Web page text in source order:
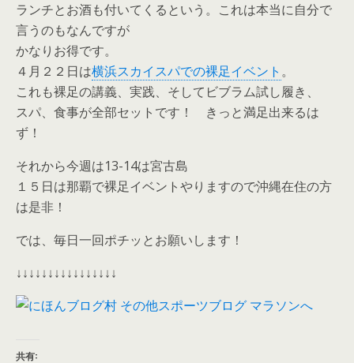
ランチとお酒も付いてくるという。これは本当に自分で
言うのもなんですが
かなりお得です。
４月２２日は横浜スカイスパでの裸足イベント 。
これも裸足の講義、実践、そしてビブラム試し履き、
スパ、食事が全部セットです！ きっと満足出来るは
ず！
それから今週は13-14は宮古島
１５日は那覇で裸足イベントやりますので沖縄在住の方
は是非！
では、毎日一回ポチッとお願いします！
↓↓↓↓↓↓↓↓↓↓↓↓↓↓↓↓
共有: